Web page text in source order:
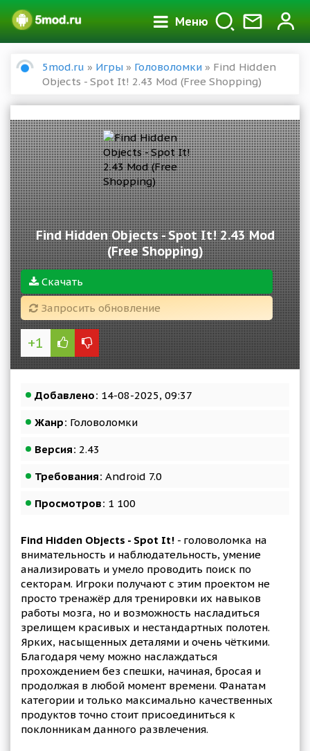
Меню
5mod.ru » Игры » Головоломки » Find Hidden
Objects - Spot It! 2.43 Mod (Free Shopping)
Find Hidden Objects - Spot It! 2.43 Mod
(Free Shopping)
Скачать
Запросить обновление
+1
Добавлено: 14-08-2025, 09:37
Жанр: Головоломки
Версия: 2.43
Требования: Android 7.0
Просмотров: 1 100
Find Hidden Objects - Spot It! - головоломка на
внимательность и наблюдательность, умение
анализировать и умело проводить поиск по
секторам. Игроки получают с этим проектом не
просто тренажёр для тренировки их навыков
работы мозга, но и возможность насладиться
зрелищем красивых и нестандартных полотен.
Ярких, насыщенных деталями и очень чёткими.
Благодаря чему можно наслаждаться
прохождением без спешки, начиная, бросая и
продолжая в любой момент времени. Фанатам
категории и только максимально качественных
продуктов точно стоит присоединиться к
поклонникам данного развлечения.